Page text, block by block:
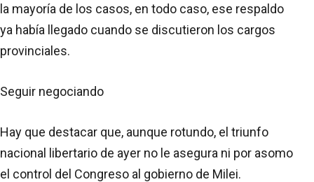
la mayoría de los casos, en todo caso, ese respaldo
ya había llegado cuando se discutieron los cargos
provinciales.
Seguir negociando
Hay que destacar que, aunque rotundo, el triunfo
nacional libertario de ayer no le asegura ni por asomo
el control del Congreso al gobierno de Milei.